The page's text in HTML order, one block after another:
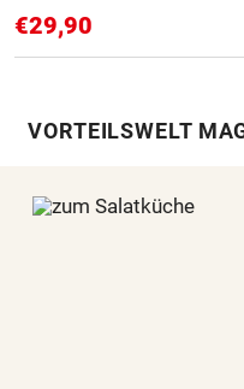
€29,90
VORTEILSWELT